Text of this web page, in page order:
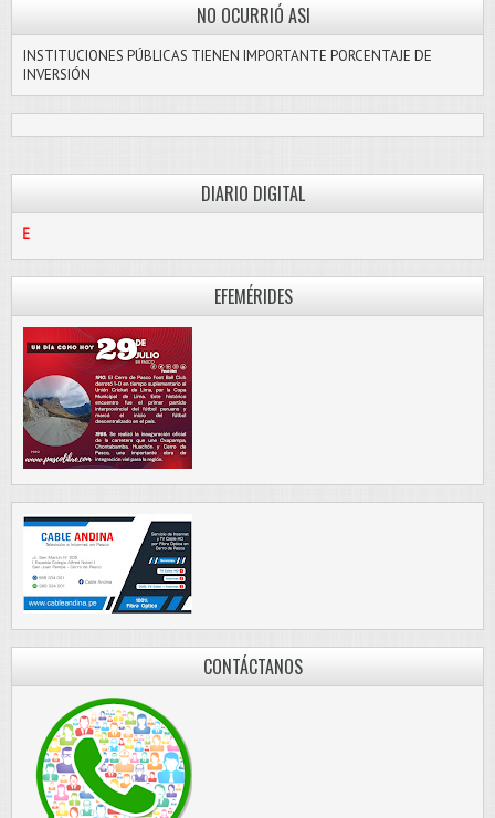
NO OCURRIÓ ASI
INSTITUCIONES PÚBLICAS TIENEN IMPORTANTE PORCENTAJE DE
INVERSIÓN
DIARIO DIGITAL
EFEMÉRIDES
CONTÁCTANOS